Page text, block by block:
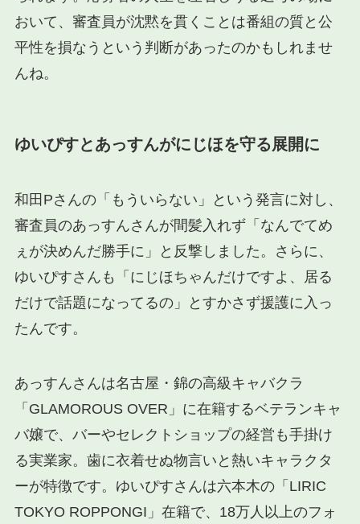
おいて、審査員が沈黙を貫くことは番組の質と公
平性を損なうという判断があったのかもしれませ
んね。
ゆいぴすとあっすんがにじほを守る展開に
和田Pさんの「もういらない」という発言に対し、
審査員のあっすんさんが間髪入れず「なんでてめ
ぇが決めんだ勝手に」と反撃しました。さらに、
ゆいぴすさんも「にじほちゃんだけですよ、居る
だけで話題になってるの」とすかさず援護に入っ
たんです。
あっすんさんは名古屋・錦の高級キャバクラ
「GLAMOROUS OVER」に在籍するベテランキャ
バ嬢で、バーやセレクトショップの経営も手掛け
る実業家。歯に衣着せぬ物言いと熱いキャラクタ
ーが特徴です。ゆいぴすさんは六本木の「LIRIC
TOKYO ROPPONGI」在籍で、18万人以上のフォ